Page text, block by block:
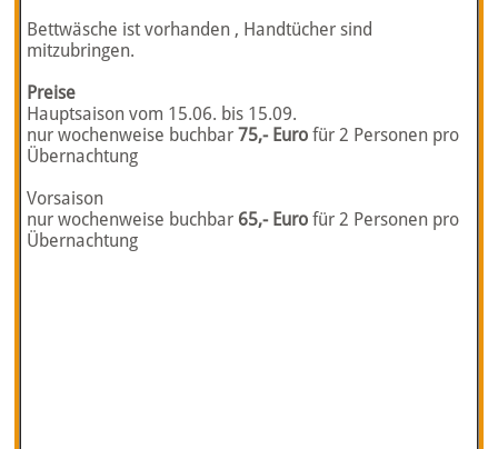
Bettwäsche ist vorhanden , Handtücher sind
mitzubringen.
Preise
Hauptsaison vom 15.06. bis 15.09.
nur wochenweise buchbar75,- Euro für 2 Personen pro
Übernachtung
Vorsaison
nur wochenweise buchbar 65,- Euro für 2 Personen pro
Übernachtung